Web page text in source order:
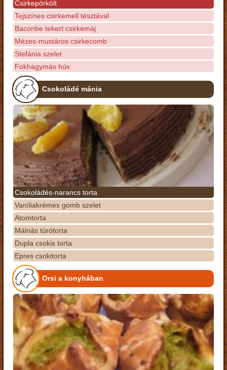
Csirkepörkölt
Tejszínes csirkemell tésztával
Baconbe tekert csirkemáj
Mézes-mustáros csirkecomb
Stefánia szelet
Fokhagymás hús
Csokoládé mánia
Csokoládés-narancs torta
Vaníliakrémes gomb szelet
Atomtorta
Málnás túrótorta
Dupla csokis torta
Epres csokitorta
Orsi a konyhában